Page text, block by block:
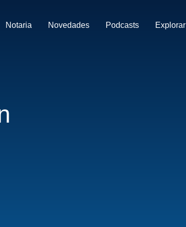
Notaria Novedades Podcasts Explorar